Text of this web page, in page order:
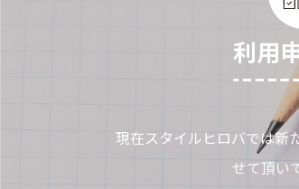
利用
現在スタイルヒロバでは新
せて頂い